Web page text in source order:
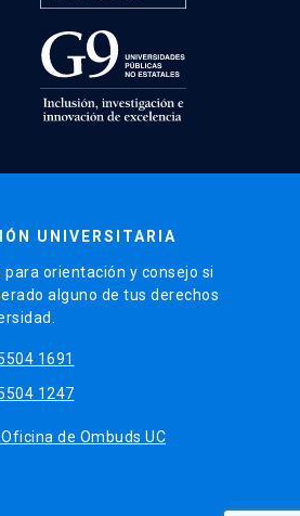
UNIVERSITARIA
orientación y consejo si
alguno de tus derechos
1691
1247
Oficina de Ombuds UC